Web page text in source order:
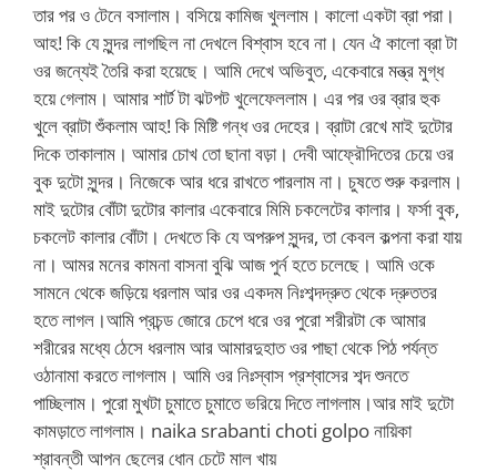
তার পর ও টেনে বসালাম। বসিয়ে কামিজ খুললাম। কালো একটা ব্রা পরা।
আহ! কি যে সুন্দর লাগছিল না দেখলে বিশ্বাস হবে না। যেন ঐ কালো ব্রা টা
ওর জন্যেই তৈরি করা হয়েছে। আমি দেখে অভিবুত, একেবারে মন্ত্র মুগ্ধ
হয়ে গেলাম। আমার শার্ট টা ঝটপট খুলেফেললাম। এর পর ওর ব্রার হুক
খুলে ব্রাটা শুঁকলাম আহ! কি মিষ্টি গন্ধ ওর দেহের। ব্রাটা রেখে মাই দুটোর
দিকে তাকালাম। আমার চোখ তো ছানা বড়া। দেবী আফ্রৌদিতের চেয়ে ওর
বুক দুটো সুন্দর। নিজেকে আর ধরে রাখতে পারলাম না। চুষতে শুরু করলাম।
মাই দুটোর বোঁটা দুটোর কালার একেবারে মিমি চকলেটের কালার। ফর্সা বুক,
চকলেট কালার বোঁটা। দেখতে কি যে অপরুপ সুন্দর, তা কেবল কল্পনা করা যায়
না। আমর মনের কামনা বাসনা বুঝি আজ পুর্ন হতে চলেছে। আমি ওকে
সামনে থেকে জড়িয়ে ধরলাম আর ওর একদম নিঃশব্দদ্রুত থেকে দ্রুততর
হতে লাগল।আমি প্রচন্ড জোরে চেপে ধরে ওর পুরো শরীরটা কে আমার
শরীরের মধ্যে ঠেসে ধরলাম আর আমারদুহাত ওর পাছা থেকে পিঠ পর্যন্ত
ওঠানামা করতে লাগলাম। আমি ওর নিঃস্বাস প্রশ্বাসের শব্দ শুনতে
পাচ্ছিলাম। পুরো মুখটা চুমাতে চুমাতে ভরিয়ে দিতে লাগলাম।আর মাই দুটো
কামড়াতে লাগলাম। naika srabanti choti golpo নায়িকা
শ্রাবন্তী আপন ছেলের ধোন চেটে মাল খায়